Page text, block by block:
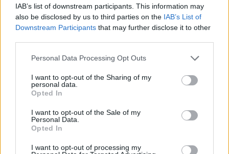
IAB’s list of downstream participants. This information may
also be disclosed by us to third parties on the IAB’s List of
Downstream Participants that may further disclose it to other
Please note that this website/app uses one or more Google
not limited to your visit or usage behaviour. You may click to
grant or deny consent to Google and its third-party tags to
use your data for below specified purposes in below Google
consent section.
Personal Data Processing Opt Outs
I want to opt-out of the Sharing of my
personal data.
Opted In
I want to opt-out of the Sale of my
Personal Data.
Opted In
I want to opt-out of processing my
Grand Theft Auto V - visszatér a
felsőnézetes kamera az új
módban